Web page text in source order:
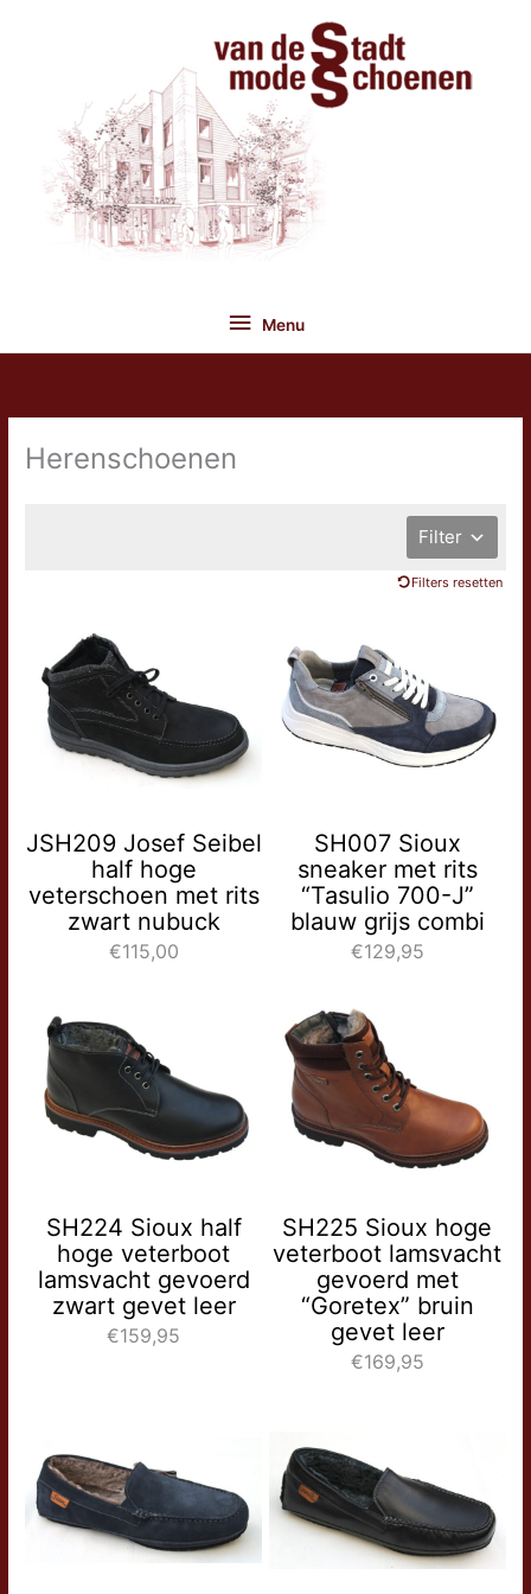
Menu
Menu
Herenschoenen
Filter
Filters resetten
JSH209 Josef Seibel
half hoge
veterschoen met rits
zwart nubuck
€115,00
SH007 Sioux
sneaker met rits
“Tasulio 700-J”
blauw grijs combi
€129,95
SH224 Sioux half
hoge veterboot
lamsvacht gevoerd
zwart gevet leer
€159,95
SH225 Sioux hoge
veterboot lamsvacht
gevoerd met
“Goretex” bruin
gevet leer
€169,95